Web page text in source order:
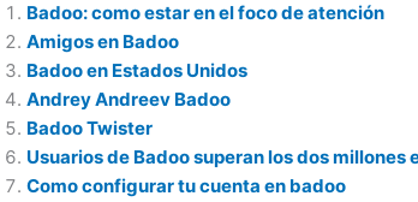
Badoo: como estar en el foco de atención
Amigos en Badoo
Badoo en Estados Unidos
Andrey Andreev Badoo
Badoo Twister
Usuarios de Badoo superan los dos millones
Como configurar tu cuenta en badoo